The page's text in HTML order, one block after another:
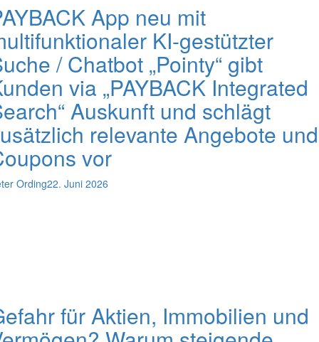
App neu mit
KI-gestützter
/ Chatbot „Pointy“ gibt
via „PAYBACK Integrated
Auskunft und schlägt
relevante Angebote und
vor
Ording22. Juni 2026
für Aktien, Immobilien und